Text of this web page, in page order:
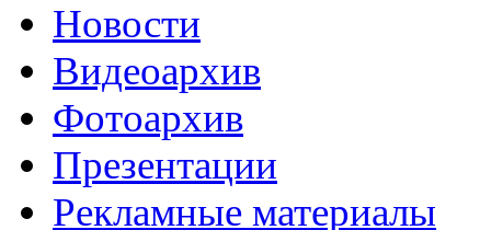
Новости
Видеоархив
Фотоархив
Презентации
Рекламные материалы